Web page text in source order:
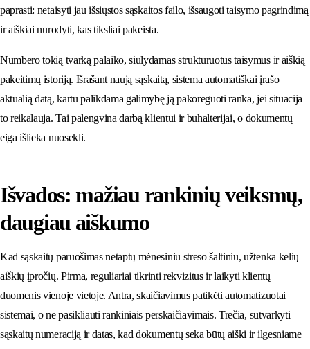
paprasti: netaisyti jau išsiųstos sąskaitos failo, išsaugoti taisymo pagrindimą
ir aiškiai nurodyti, kas tiksliai pakeista.
Numbero tokią tvarką palaiko, siūlydamas struktūruotus taisymus ir aiškią
pakeitimų istoriją. Išrašant naują sąskaitą, sistema automatiškai įrašo
aktualią datą, kartu palikdama galimybę ją pakoreguoti ranka, jei situacija
to reikalauja. Tai palengvina darbą klientui ir buhalterijai, o dokumentų
eiga išlieka nuosekli.
Išvados: mažiau rankinių veiksmų,
daugiau aiškumo
Kad sąskaitų paruošimas netaptų mėnesiniu streso šaltiniu, užtenka kelių
aiškių įpročių. Pirma, reguliariai tikrinti rekvizitus ir laikyti klientų
duomenis vienoje vietoje. Antra, skaičiavimus patikėti automatizuotai
sistemai, o ne pasikliauti rankiniais perskaičiavimais. Trečia, sutvarkyti
sąskaitų numeraciją ir datas, kad dokumentų seka būtų aiški ir ilgesniame